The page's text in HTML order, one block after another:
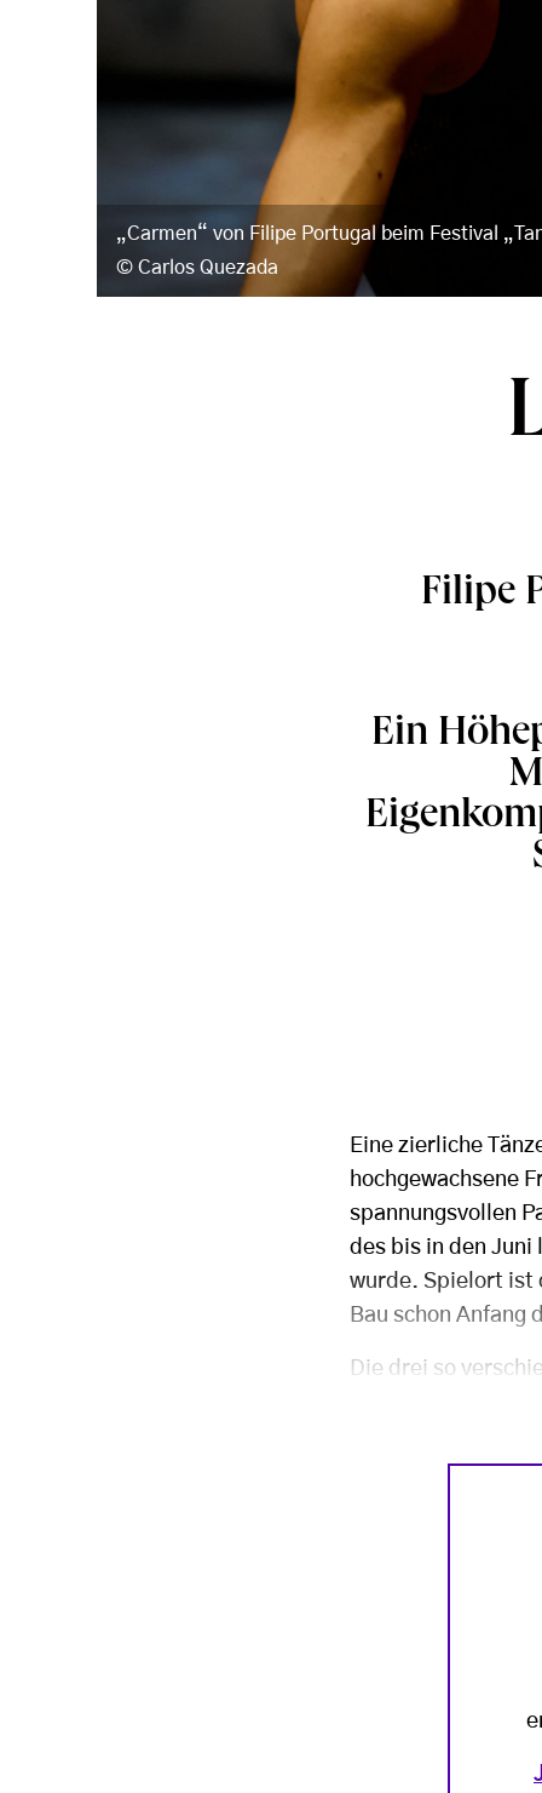
„Carmen“ von Filipe Portugal beim Festival
Carlos Quezada
Filipe
Ein
Eine zierliche
hochgewachsene
spannungsvollen
des bis in den Juni
wurde. Spielort ist
Bau schon Anfang
Die drei so